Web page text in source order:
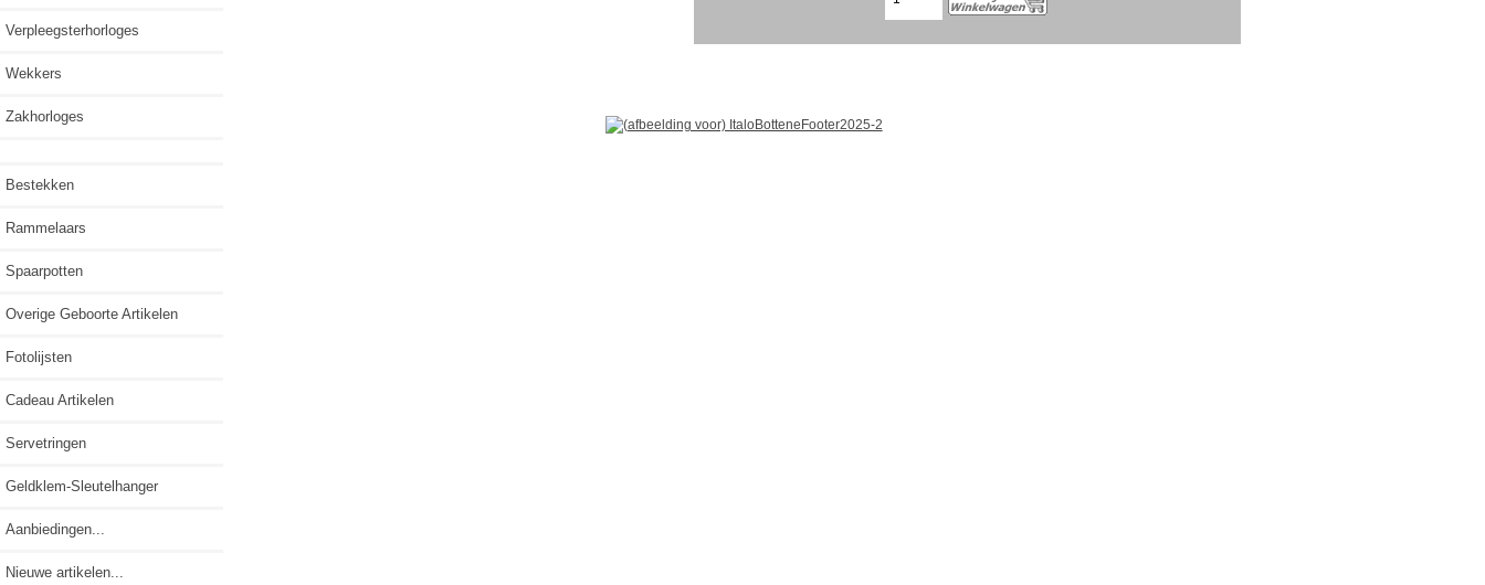
Verpleegsterhorloges
Wekkers
Zakhorloges
Bestekken
Rammelaars
Spaarpotten
Overige Geboorte Artikelen
Fotolijsten
Cadeau Artikelen
Servetringen
Geldklem-Sleutelhanger
Aanbiedingen...
Nieuwe artikelen...